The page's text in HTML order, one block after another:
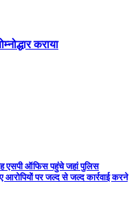
कराया
एसपी ऑफिस पहुंचे जहां पुलिस
आरोपियों पर जल्द से जल्द कार्रवाई करने